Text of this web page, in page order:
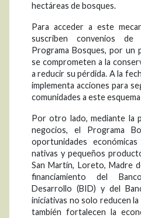
hectáreas de bosques.
Para acceder a este
suscriben convenios
Programa Bosques, por un
se comprometen a la
a reducir su pérdida. A la
implementa acciones para
comunidades a este
Por otro lado, mediante la
negocios, el Programa
oportunidades
nativas y pequeños
San Martín, Loreto, Madre
financiamiento del
Desarrollo (BID) y del
iniciativas no solo reducen
también fortalecen la